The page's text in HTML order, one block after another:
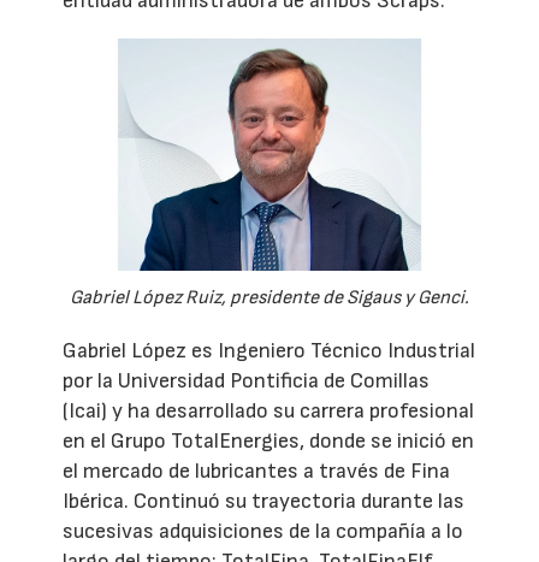
Gabriel López Ruiz, presidente de Sigaus y Genci.
Gabriel López es Ingeniero Técnico Industrial
por la Universidad Pontificia de Comillas
(Icai) y ha desarrollado su carrera profesional
en el Grupo TotalEnergies, donde se inició en
el mercado de lubricantes a través de Fina
Ibérica. Continuó su trayectoria durante las
sucesivas adquisiciones de la compañía a lo